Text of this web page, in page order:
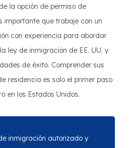
la opción de permiso de
importante que trabaje con un
con experiencia para abordar
ley de inmigración de EE. UU. y
de éxito. Comprender sus
residencia es solo el primer paso
en los Estados Unidos.
inmigración autorizado y